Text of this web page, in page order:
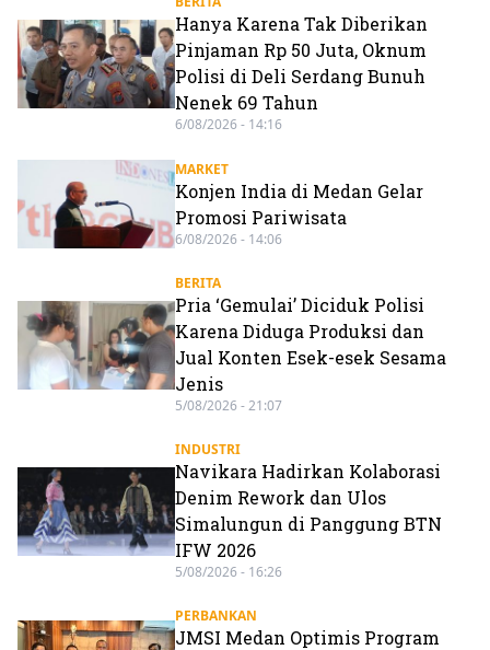
Hanya Karena Tak Diberikan
Pinjaman Rp 50 Juta, Oknum
Polisi di Deli Serdang Bunuh
Nenek 69 Tahun
6/08/2026 - 14:16
MARKET
Konjen India di Medan Gelar
Promosi Pariwisata
6/08/2026 - 14:06
BERITA
Pria ‘Gemulai’ Diciduk Polisi
Karena Diduga Produksi dan
Jual Konten Esek-esek Sesama
Jenis
5/08/2026 - 21:07
INDUSTRI
Navikara Hadirkan Kolaborasi
Denim Rework dan Ulos
Simalungun di Panggung BTN
IFW 2026
5/08/2026 - 16:26
PERBANKAN
JMSI Medan Optimis Program